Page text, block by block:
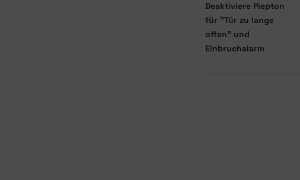
Deaktiviere Piepton
für "Tür zu lange
offen" und
Einbruchalarm